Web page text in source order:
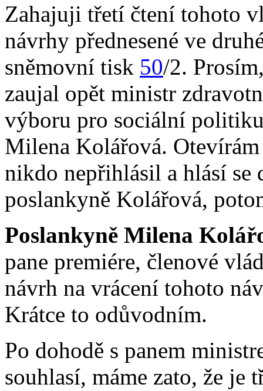
Zahajuji třetí čtení tohoto
návrhy přednesené ve
sněmovní tisk 50/2.
zaujal opět ministr
výboru pro sociální
Milena Kolářová.
nikdo nepřihlásil a hlásí
poslankyně Kolářová,
Poslankyně Milena
pane premiére, členové
návrh na vrácení tohoto
Krátce to odůvodním.
Po dohodě s panem
souhlasí, máme zato, že je